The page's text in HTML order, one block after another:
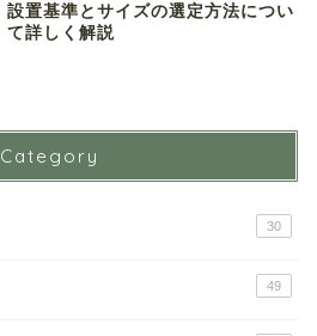
設置基準とサイズの選定方法につい
て詳しく解説
Category
30
49